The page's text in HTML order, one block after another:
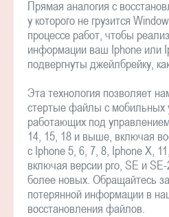
Прямая аналогия с
у которого не грузится
процессе работ, чтобы
информации ваш Iphone или
подвергнуты джейлбрейку,
Эта технология позволяет
стертые файлы с мобильных
работающих под
14, 15, 18 и выше, включая
с Iphone 5, 6, 7, 8, Iphone X,
включая версии pro, SE и
более новых. Обращайтесь
потерянной информации в
восстановления файлов.